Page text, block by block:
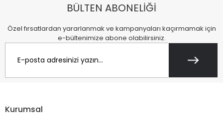
BÜLTEN ABONELİĞİ
Özel fırsatlardan yararlanmak ve kampanyaları kaçırmamak için
e-bültenimize abone olabilirsiniz.
Kurumsal